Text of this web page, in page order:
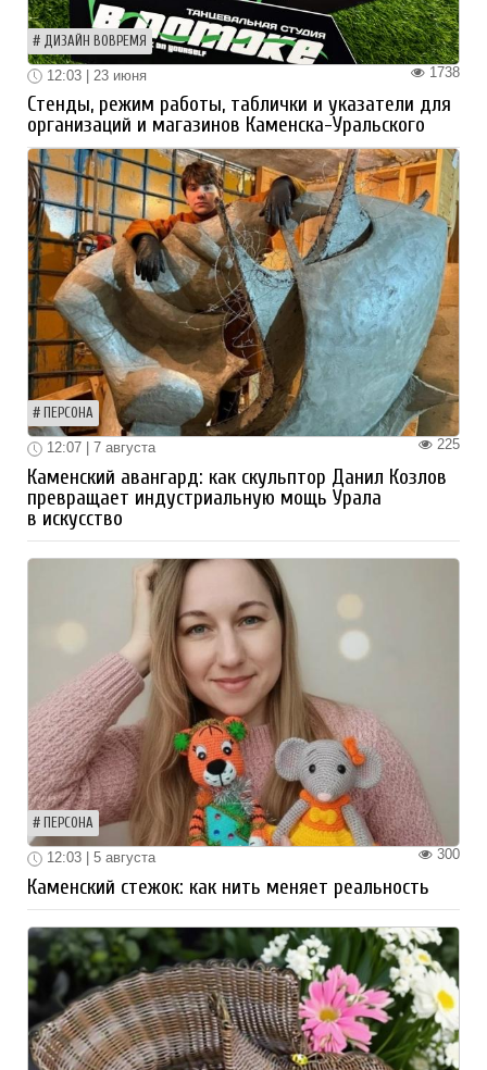
ДИЗАЙН ВОВРЕМЯ
1738
12:03 | 23 июня
Стенды, режим работы, таблички и указатели для
организаций и магазинов Каменска-Уральского
ПЕРСОНА
225
12:07 | 7 августа
Каменский авангард: как скульптор Данил Козлов
превращает индустриальную мощь Урала
в искусство
ПЕРСОНА
300
12:03 | 5 августа
Каменский стежок: как нить меняет реальность